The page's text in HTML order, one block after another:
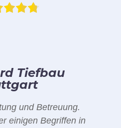
Tiefbau
und Betreuung.
einigen Begriffen in